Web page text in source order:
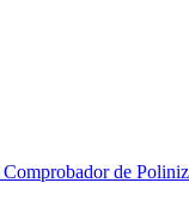
Comprobador de